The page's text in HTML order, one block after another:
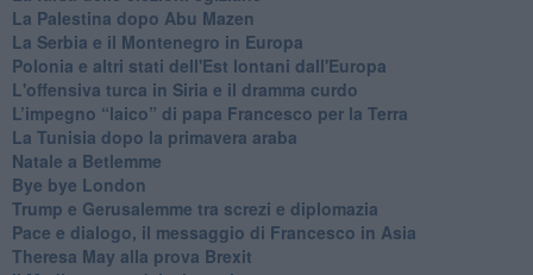
La Palestina dopo Abu Mazen
La Serbia e il Montenegro in Europa
Polonia e altri stati dell'Est lontani dall'Europa
L'offensiva turca in Siria e il dramma curdo
L’impegno “laico” di papa Francesco per la Terra
La Tunisia dopo la primavera araba
Natale a Betlemme
Bye bye London
Trump e Gerusalemme tra screzi e diplomazia
Pace e dialogo, il messaggio di Francesco in Asia
Theresa May alla prova Brexit